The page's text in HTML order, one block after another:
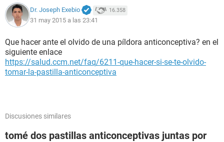
Dr. Joseph Exebio 16.358
31 may 2015 a las 23:41
Que hacer ante el olvido de una píldora anticonceptiva? en el
siguiente enlace
https://salud.ccm.net/faq/6211-que-hacer-si-se-te-olvido-
tomar-la-pastilla-anticonceptiva
Discusiones similares
tomé dos pastillas anticonceptivas juntas por